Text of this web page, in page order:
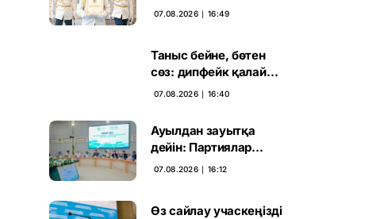
капиталға салынған
07.08.2026 ∣ 16:49
Таныс бейне, бөтен
сөз: дипфейк қалай
жұмыс істейді
07.08.2026 ∣ 16:40
Ауылдан зауытқа
дейін: Партиялар
сайлаушымен бетпе-
07.08.2026 ∣ 16:12
Өз сайлау учаскеңізді